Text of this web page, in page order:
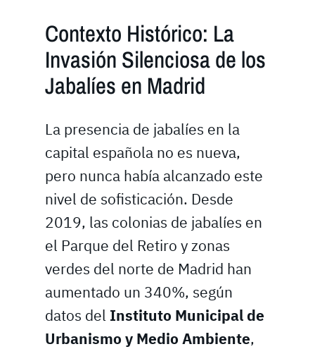
Contexto Histórico: La
Invasión Silenciosa de los
Jabalíes en Madrid
La presencia de jabalíes en la
capital española no es nueva,
pero nunca había alcanzado este
nivel de sofisticación. Desde
2019, las colonias de jabalíes en
el Parque del Retiro y zonas
verdes del norte de Madrid han
aumentado un 340%, según
datos del Instituto Municipal de
Urbanismo y Medio Ambiente,